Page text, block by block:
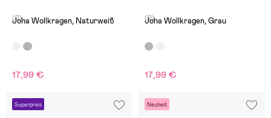
(2)
Joha Wollkragen, Naturweiß
17,99 €
(2)
Joha Wollkragen, Grau
17,99 €
Superpreis Neuheit